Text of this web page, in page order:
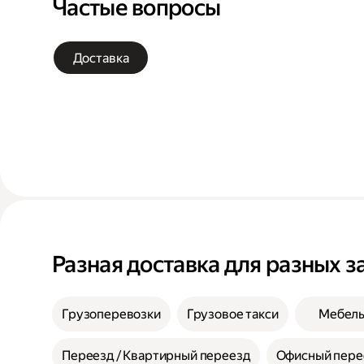
Частые вопросы
Доставка
Разная доставка для разных
Грузоперевозки Грузовое такси Мебель
Переезд / Квартирный переезд Офисный